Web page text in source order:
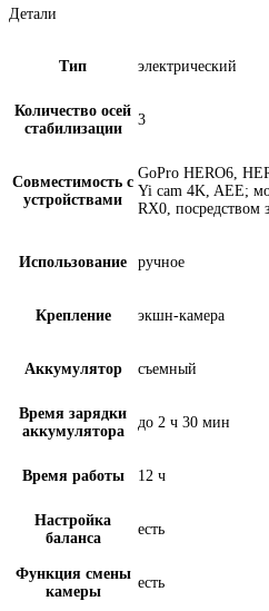
Детали
Тип электрический
Количество осей
стабилизации
3
Совместимость с
устройствами
GoPro HERO6,
Yi cam 4K, AEE;
RX0, посредством
Использование ручное
Крепление экшн-камера
Аккумулятор съемный
Время зарядки
аккумулятора
до 2 ч 30 мин
Время работы 12 ч
Настройка
баланса
есть
Функция смены
камеры
есть